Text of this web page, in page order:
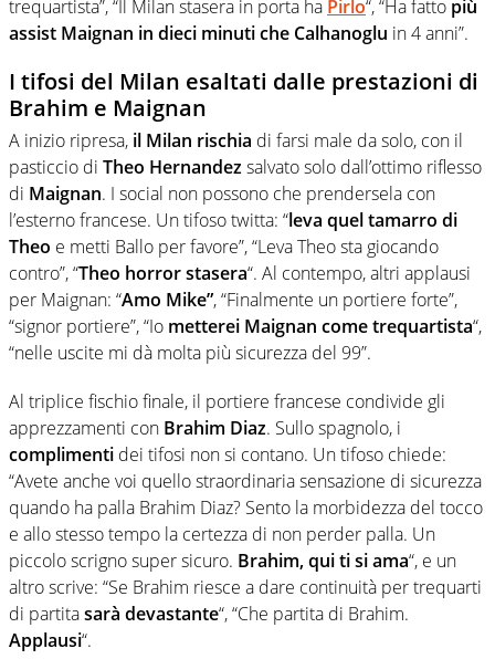
trequartista”, “Il Milan stasera in porta ha Pirlo“, “Ha fatto più
assist Maignan in dieci minuti che Calhanoglu in 4 anni”.
I tifosi del Milan esaltati dalle prestazioni di
Brahim e Maignan
A inizio ripresa, il Milan rischia di farsi male da solo, con il
pasticcio di Theo Hernandezsalvato solo dall’ottimo riflesso
di Maignan. I social non possono che prendersela con
l’esterno francese. Un tifoso twitta: “leva quel tamarro di
Theo e metti Ballo per favore”, “Leva Theo sta giocando
contro”, “Theo horror stasera“. Al contempo, altri applausi
per Maignan: “Amo Mike”, “Finalmente un portiere forte”,
“signor portiere”, “Io metterei Maignan come trequartista“,
“nelle uscite mi dà molta più sicurezza del 99”.
Al triplice fischio finale, il portiere francese condivide gli
apprezzamenti con Brahim Diaz. Sullo spagnolo, i
complimenti dei tifosi non si contano. Un tifoso chiede:
“Avete anche voi quello straordinaria sensazione di sicurezza
quando ha palla Brahim Diaz? Sento la morbidezza del tocco
e allo stesso tempo la certezza di non perder palla. Un
piccolo scrigno super sicuro. Brahim,qui ti si ama“, e un
altro scrive: “Se Brahim riesce a dare continuità per trequarti
di partitasarà devastante“,“Che partita di Brahim.
Applausi“.